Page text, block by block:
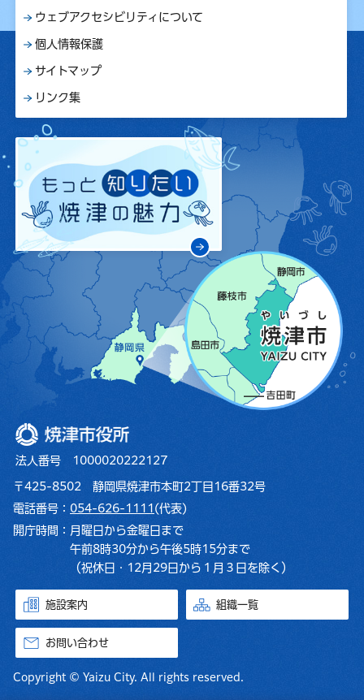
ウェブアクセシビリティについて
個人情報保護
サイトマップ
リンク集
焼津市役所
法人番号 1000020222127
〒425-8502 静岡県焼津市本町2丁目16番32号
電話番号： 054-626-1111 (代表)
開庁時間： 月曜日から金曜日まで
午前8時30分から午後5時15分まで
（祝休日・12月29日から１月３日を除く）
施設案内 組織一覧
お問い合わせ
Copyright © Yaizu City. All rights reserved.